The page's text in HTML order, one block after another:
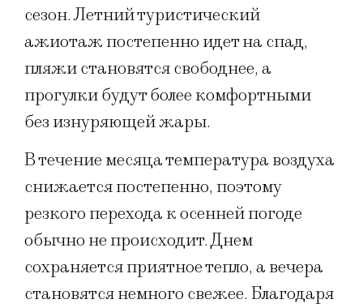
сезон. Летний туристический
ажиотаж постепенно идет на спад,
пляжи становятся свободнее, а
прогулки будут более комфортными
без изнуряющей жары.
В течение месяца температура воздуха
снижается постепенно, поэтому
резкого перехода к осенней погоде
обычно не происходит. Днем
сохраняется приятное тепло, а вечера
становятся немного свежее. Благодаря